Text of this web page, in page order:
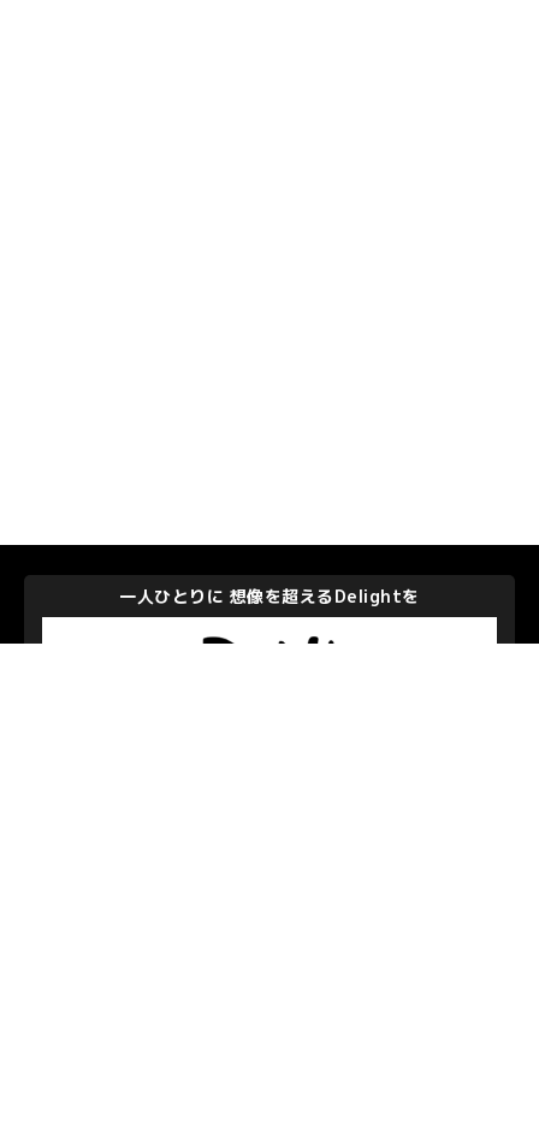
一人ひとりに 想像を超えるDelightを